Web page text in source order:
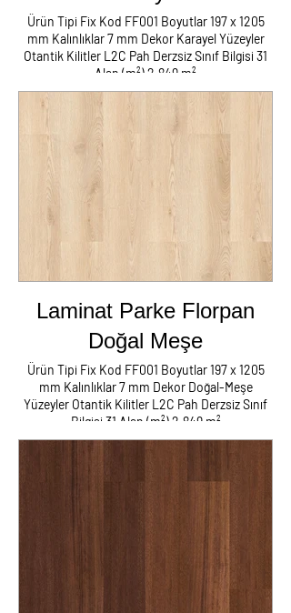
Ürün Tipi Fix Kod FF001 Boyutlar 197 x 1205
mm Kalınlıklar 7 mm Dekor Karayel Yüzeyler
Otantik Kilitler L2C Pah Derzsiz Sınıf Bilgisi 31
Alan (m²) 2,849 m²
Laminat Parke Süpürgelik Kapron Metal
Tüm Aksesuarlar Nakliyat Montaj
Herşey Dahil Fiyatı m2 : 180 TL
NOT:İzmir Dışı Fiyatlara Yol Yemek
Kalacak Yer Ayrıca Eklenir
Laminat Parke Florpan
Doğal Meşe
Ürün Tipi Fix Kod FF001 Boyutlar 197 x 1205
mm Kalınlıklar 7 mm Dekor Doğal-Meşe
Yüzeyler Otantik Kilitler L2C Pah Derzsiz Sınıf
Bilgisi 31 Alan (m²) 2,849 m²
Laminat Parke Süpürgelik Kapron Metal
Tüm Aksesuarlar Nakliyat Montaj
NOT:İzmir Dışı Fiyatlara Yol Yemek